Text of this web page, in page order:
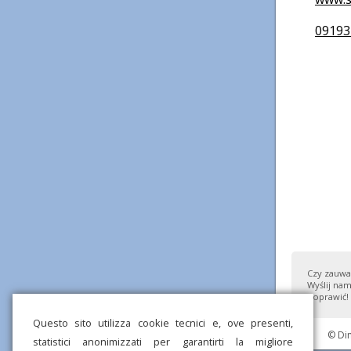
Questo sito utilizza cookie tecnici e, ove presenti,
statistici anonimizzati per garantirti la migliore
Czy
Wyślij
poprawić!
©